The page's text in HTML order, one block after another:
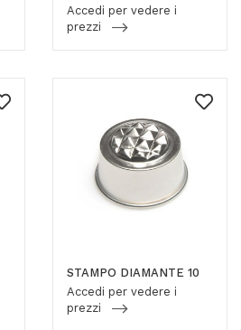
Accedi per vedere i
prezzi
STAMPO DIAMANTE 10
Accedi per vedere i
prezzi